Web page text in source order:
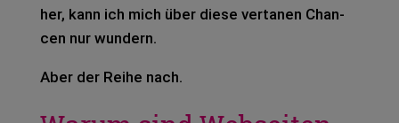
her, kann ich mich über diese ver­ta­nen Chan­
cen nur wun­dern.
Aber der Reihe nach.